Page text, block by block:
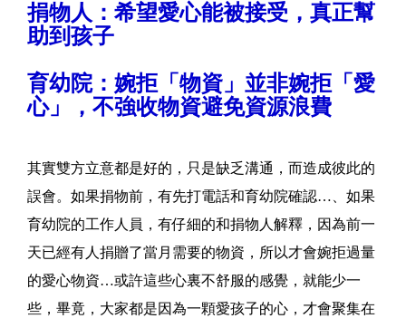
捐物人：希望愛心能被接受，真正幫
助到孩子
育幼院：婉拒「物資」並非婉拒「愛
心」，不強收物資避免資源浪費
其實雙方立意都是好的，只是缺乏溝通，而造成彼此的
誤會。如果捐物前，有先打電話和育幼院確認…、如果
育幼院的工作人員，有仔細的和捐物人解釋，因為前一
天已經有人捐贈了當月需要的物資，所以才會婉拒過量
的愛心物資…或許這些心裏不舒服的感覺，就能少一
些，畢竟，大家都是因為一顆愛孩子的心，才會聚集在